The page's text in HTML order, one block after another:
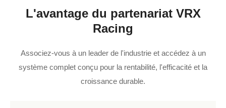
L'avantage du partenariat VRX
Racing
Associez-vous à un leader de l'industrie et accédez à un
système complet conçu pour la rentabilité, l'efficacité et la
croissance durable.